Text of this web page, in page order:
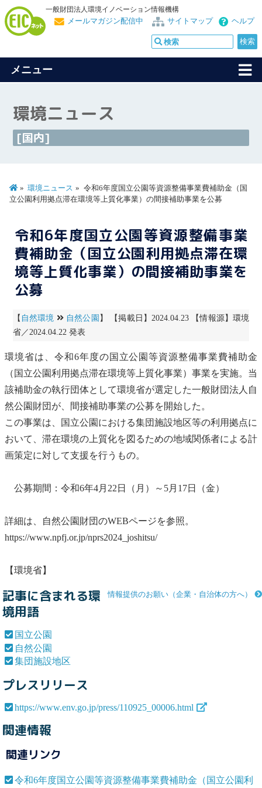
一般財団法人環境イノベーション情報機構
ヘルプ
サイトマップ
メールマガジン配信中
メニュー
環境ニュース
[国内]
環境ニュース
令和6年度国立公園等資源整備事業費補助金（国
立公園利用拠点滞在環境等上質化事業）の間接補助事業を公募
令和6年度国立公園等資源整備事業
費補助金（国立公園利用拠点滞在環
境等上質化事業）の間接補助事業を
公募
【 自然環境 自然公園 】 【掲載日】2024.04.23 【情報源】環境
省／2024.04.22 発表
環境省は、令和6年度の国立公園等資源整備事業費補助金
（ 国立公園利用拠点滞在環境等上質化事業）事業を実施。当
該補助金の執行団体として環境省が選定した一般財団法人 自
然公園 財団が、間接補助事業の公募を開始した。
この事業は、
国立公園 における集団施設地区等の利用拠点に
おいて、滞在環境の上質化を図るための地域関係者による計
画策定に対して支援を行うもの。
公募期間：令和6年4月22日（月）～5月17日（金）
詳細は、 自然公園 財団のWEBページを参照。
https://www.npfj.or.jp/nprs2024_joshitsu/
【環境省】
情報提供のお願い（企業・自治体の方へ）
記事に含まれる環
境用語
国立公園
自然公園
集団施設地区
プレスリリース
https://www.env.go.jp/press/110925_00006.html
関連情報
関連リンク
令和6年度国立公園等資源整備事業費補助金（国立公園利